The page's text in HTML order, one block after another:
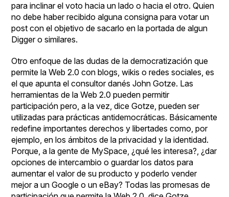
para inclinar el voto hacia un lado o hacia el otro. Quien
no debe haber recibido alguna consigna para votar un
post con el objetivo de sacarlo en la portada de algun
Digger o similares.
Otro enfoque de las dudas de la democratización que
permite la Web 2.0 con blogs, wikis o redes sociales, es
el que apunta el consultor danés John Gotze. Las
herramientas de la Web 2.0 pueden permitir
participación pero, a la vez, dice Gotze, pueden ser
utilizadas para prácticas antidemocráticas. Básicamente
redefine importantes derechos y libertades como, por
ejemplo, en los ámbitos de la privacidad y la identidad.
Porque, a la gente de MySpace, ¿qué les interesa?, ¿dar
opciones de intercambio o guardar los datos para
aumentar el valor de su producto y poderlo vender
mejor a un Google o un eBay? Todas las promesas de